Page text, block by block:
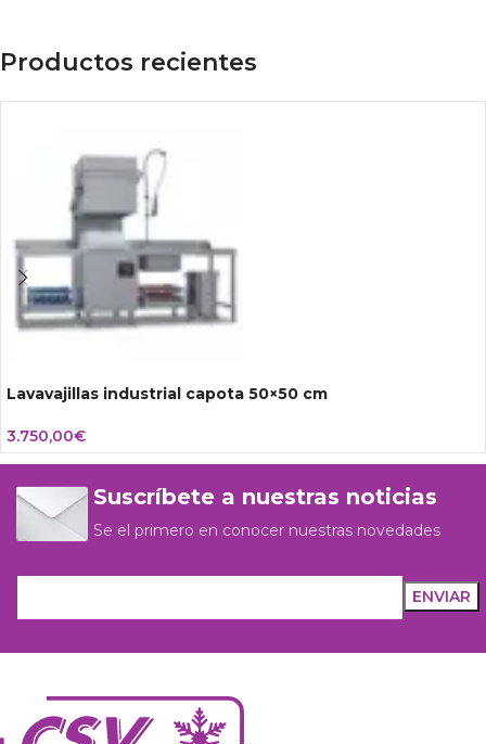
Productos recientes
Lavavajillas industrial capota 50×50 cm
3.750,00€
Suscríbete a nuestras noticias
Se el primero en conocer nuestras novedades